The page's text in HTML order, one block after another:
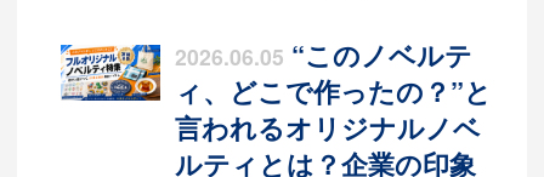
2026.06.05 “このノベルテ
ィ、どこで作ったの？”と
言われるオリジナルノベ
ルティとは？企業の印象